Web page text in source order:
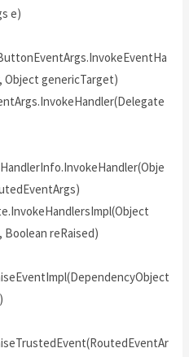
e)
Object genericTarget)
reRaised)